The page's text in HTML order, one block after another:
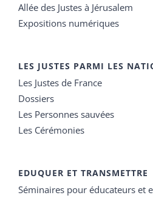
Allée des Justes à Jérusalem
Expositions numériques
LES JUSTES PARMI LES
Les Justes de France
Dossiers
Les Personnes sauvées
Les Cérémonies
EDUQUER ET TRANSMETTRE
Séminaires pour éducateurs et